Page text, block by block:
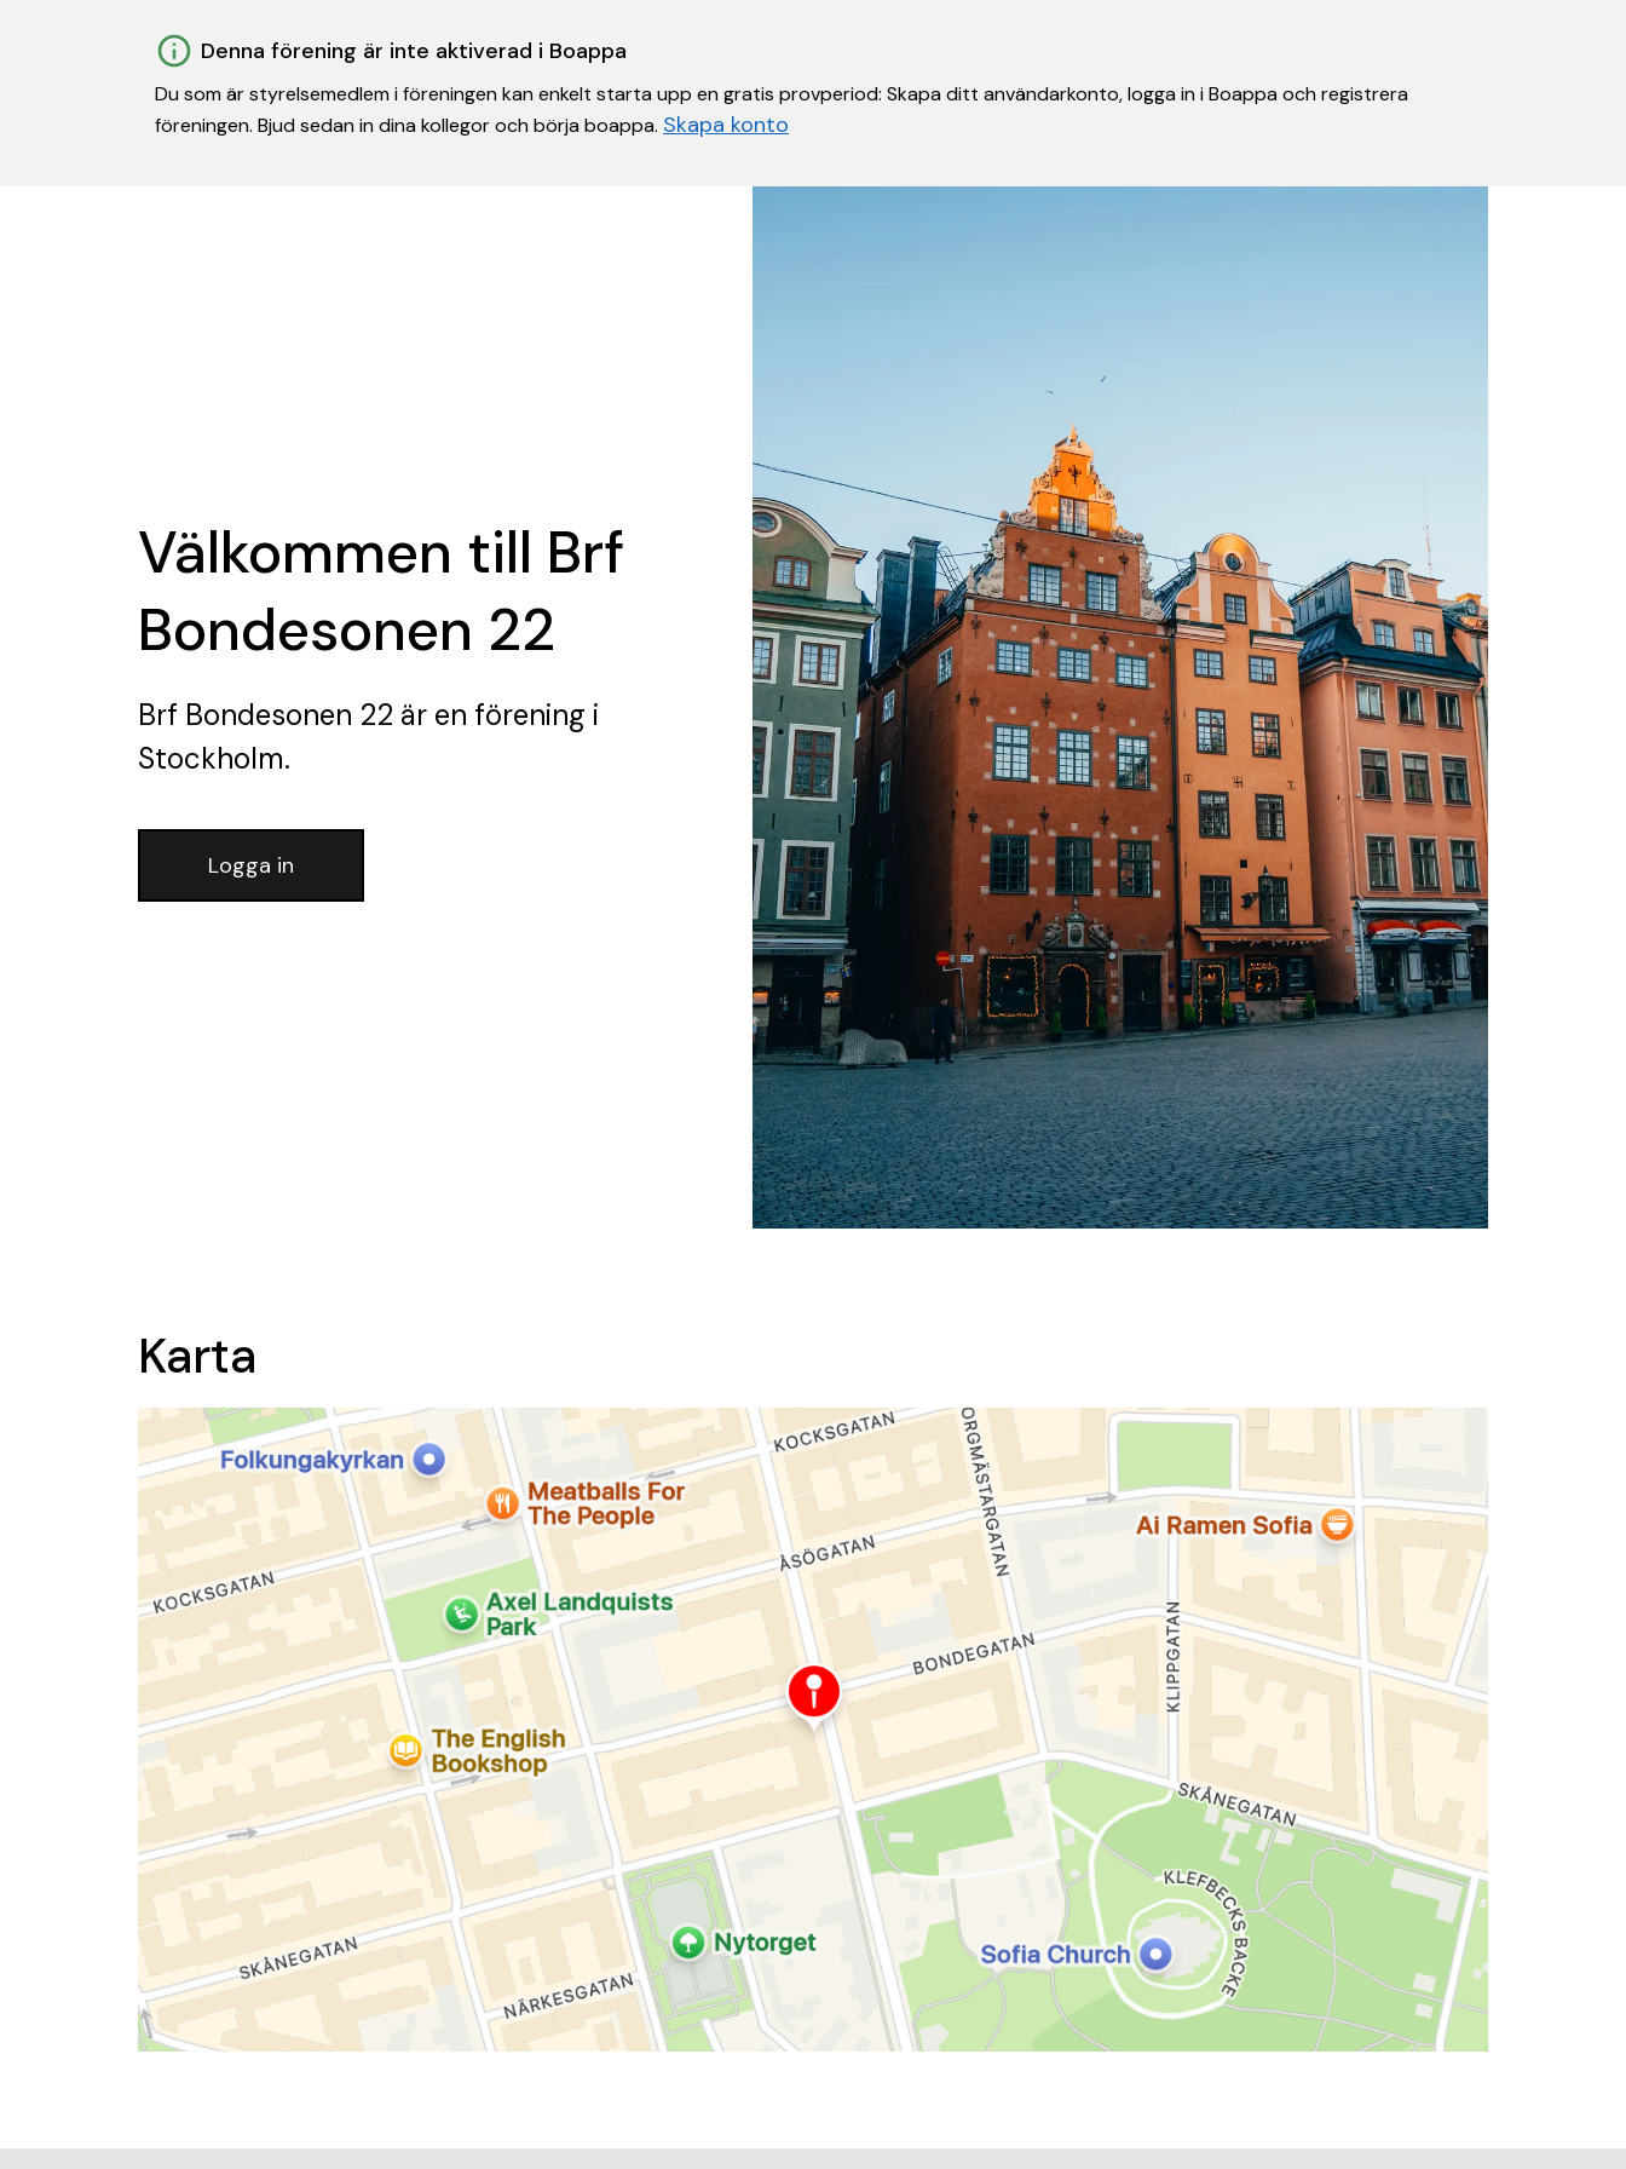
Denna förening är inte aktiverad i Boappa
Du som är styrelsemedlem i föreningen kan enkelt starta upp en gratis provperiod: Skapa ditt användarkonto, logga in i Boappa och registrera
föreningen. Bjud sedan in dina kollegor och börja boappa. Skapa konto
Välkommen till Brf
Bondesonen 22
Brf Bondesonen 22 är en förening i
Stockholm.
Logga in
Karta